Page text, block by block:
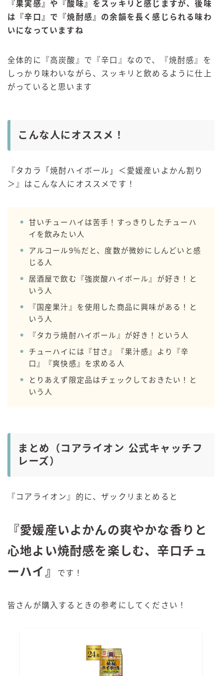
『果実感』や『酸味』をスッキリと感じますが、後味
は『辛口』で『焼酎感』の余韻を長く感じられる味わ
いになっていますね
全体的に『高炭酸』で『辛口』なので、『焼酎感』を
しっかり味わいながら、スッキリと飲めるように仕上
がっていると思います
こんな人にオススメ！
『タカラ「焼酎ハイボール」＜愛媛産いよかん割り
＞』はこんな人にオススメです！
甘いチューハイは苦手！すっきりしたチューハ
イを飲みたい人
アルコール9％だと、度数が微妙にしんどいと感
じる人
居酒屋で飲む『強炭酸ハイボール』が好き！と
いう人
『国産果汁』を使用した商品に興味がある！と
いう人
『タカラ焼酎ハイボール』が好き！という人
チューハイには『甘さ』『果汁感』より『辛
口』『爽快感』を求める人
とりあえず限定品はチェックしておきたい！と
いう人
まとめ（コアライオン 公式キャッチフ
レーズ）
『コアライオン』的に、ザックリまとめると
『愛媛産いよかんの爽やかな香りと
心地よい焼酎感を楽しむ、辛口チュ
ーハイ』
です！
皆さんが購入するときの参考にしてください！